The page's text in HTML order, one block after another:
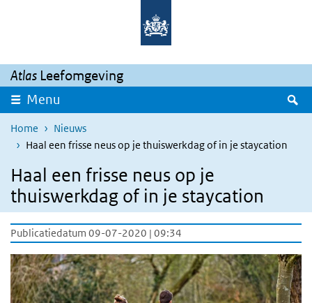
Overslaan en naar de inhoud gaan
Atlas Leefomgeving
Menu
Home
Nieuws
Haal een frisse neus op je thuiswerkdag of in je staycation
Haal een frisse neus op je
thuiswerkdag of in je staycation
Publicatiedatum 09-07-2020 | 09:34